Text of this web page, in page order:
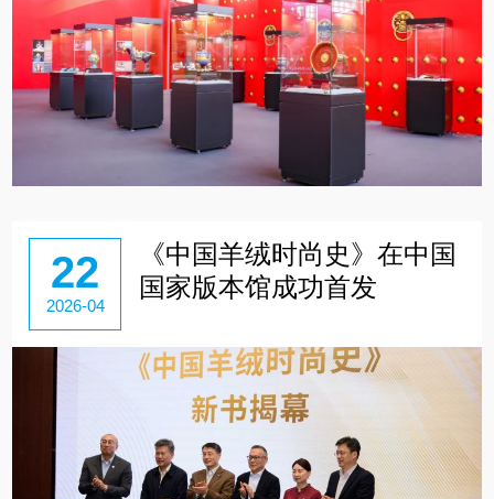
22
2026-04
《中国羊绒时尚史》在中国
国家版本馆成功首发